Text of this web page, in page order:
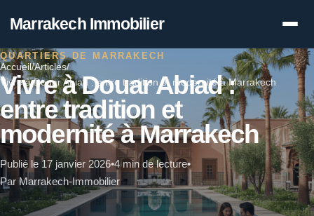
Marrakech Immobilier
Accueil/Articles/
Vivre à Douar Abiad : entre tradition et modernité à Marrakech
QUARTIERS DE MARRAKECH
Vivre à Douar Abiad :
entre tradition et
modernité à Marrakech
Publié le 17 janvier 2026•4 min de lecture•
Par Marrakech-Immobilier